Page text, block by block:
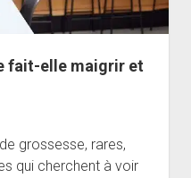
fait-elle maigrir et
grossesse, rares,
qui cherchent à voir